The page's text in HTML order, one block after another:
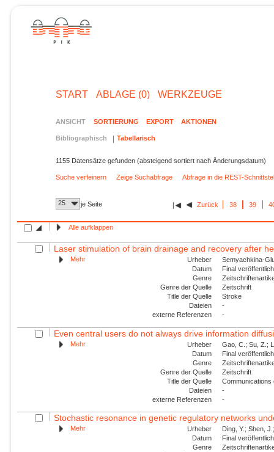
START ABLAGE (0) WERKZEUGE
ANSICHT SORTIERUNG EXPORT AKTIONEN
Bibliographisch Tabellarisch
1155 Datensätze gefunden (absteigend sortiert nach Änderungsdatum)
Suche verfeinern Zeige Suchabfrage Abfrage in die REST-
25 je Seite Zurück 38 39
Alle aufklappen
Laser stimulation of brain drainage and recovery after
Mehr Urheber
Semyachkina-
Datum
Final
Genre
Genre der Quelle
Zeitschrift
Title der Quelle
Stroke
Dateien
-
externe Referenzen
-
Even central users do not always drive information
Mehr Urheber
Gao, C.; Su, Z.;
Datum
Final
Genre
Genre der Quelle
Zeitschrift
Title der Quelle
Communications
Dateien
-
externe Referenzen
-
Stochastic resonance in genetic regulatory networks
Mehr Urheber
Ding, Y.; Shen,
Datum
Final
Genre